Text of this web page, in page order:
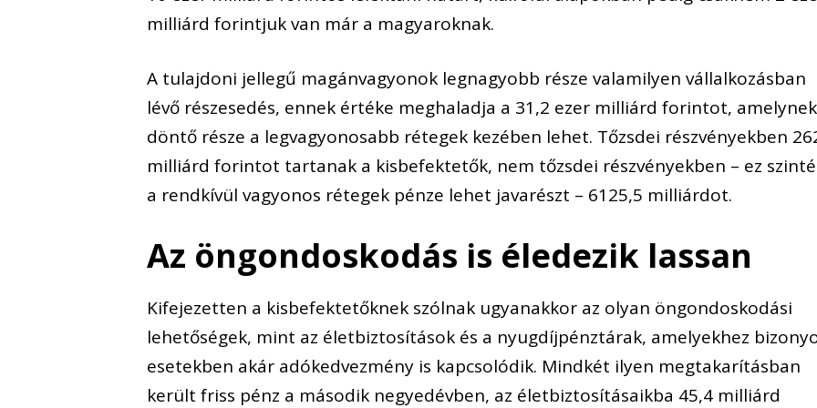
milliárd forintjuk van már a magyaroknak.
A tulajdoni jellegű magánvagyonok legnagyobb része valamilyen vállalkozásban
lévő részesedés, ennek értéke meghaladja a 31,2 ezer milliárd forintot, amelynek
döntő része a legvagyonosabb rétegek kezében lehet. Tőzsdei részvényekben
milliárd forintot tartanak a kisbefektetők, nem tőzsdei részvényekben – ez
a rendkívül vagyonos rétegek pénze lehet javarészt – 6125,5 milliárdot.
Az öngondoskodás is éledezik lassan
Kifejezetten a kisbefektetőknek szólnak ugyanakkor az olyan öngondoskodási
lehetőségek, mint az életbiztosítások és a nyugdíjpénztárak, amelyekhez
esetekben akár adókedvezmény is kapcsolódik. Mindkét ilyen megtakarításban
került friss pénz a második negyedévben, az életbiztosításaikba 45,4 milliárd